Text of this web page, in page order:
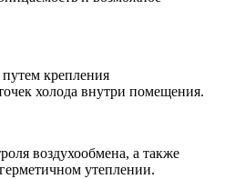
крепления
холода внутри помещения.
воздухообмена, а также
утеплении.